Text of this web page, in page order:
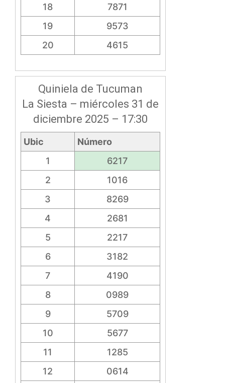
18
7871
19
9573
20
4615
Quiniela de Tucuman
La Siesta – miércoles 31 de
diciembre 2025 – 17:30
Ubic
Número
1
6217
2
1016
3
8269
4
2681
5
2217
6
3182
7
4190
8
0989
9
5709
10
5677
11
1285
12
0614